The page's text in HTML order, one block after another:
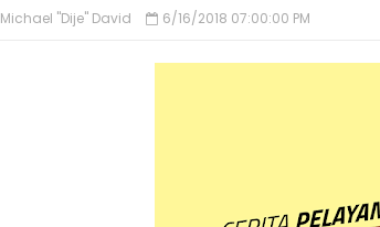
Michael "Dije" David 6/16/2018 07:00:00 PM